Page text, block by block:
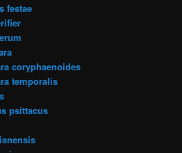
festae
coryphaenoides
temporalis
psittacus